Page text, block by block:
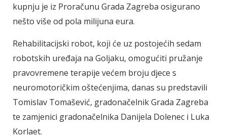
kupnju je iz Proračunu Grada Zagreba osigurano
nešto više od pola milijuna eura.
Rehabilitacijski robot, koji će uz postojećih sedam
robotskih uređaja na Goljaku, omogućiti pružanje
pravovremene terapije većem broju djece s
neuromotoričkim oštećenjima, danas su predstavili
Tomislav Tomašević, gradonačelnik Grada Zagreba
te zamjenici gradonačelnika Danijela Dolenec i Luka
Korlaet.